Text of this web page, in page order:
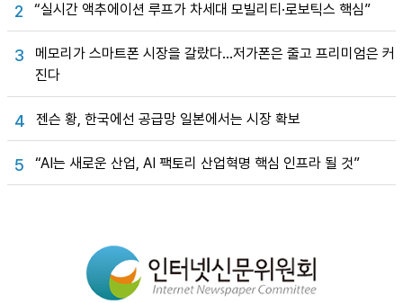
2 “실시간 액추에이션 루프가 차세대 모빌리티·로보틱스 핵심”
3
메모리가 스마트폰 시장을 갈랐다…저가폰은 줄고 프리미엄은 커
진다
4 젠슨 황, 한국에선 공급망 일본에서는 시장 확보
5 “AI는 새로운 산업, AI 팩토리 산업혁명 핵심 인프라 될 것”